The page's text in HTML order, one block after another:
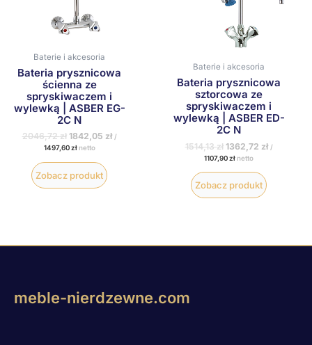
Baterie i akcesoria
Bateria prysznicowa
ścienna ze
spryskiwaczem i
wylewką | ASBER EG-
2C N
2046,72zł 1842,05 zł /
1497,60złnetto
Zobacz produkt
Baterie i akcesoria
Bateria prysznicowa
sztorcowa ze
spryskiwaczem i
wylewką | ASBER ED-
2C N
1514,13zł 1362,72 zł /
1107,90zł netto
Zobacz produkt
meble-nierdzewne.com